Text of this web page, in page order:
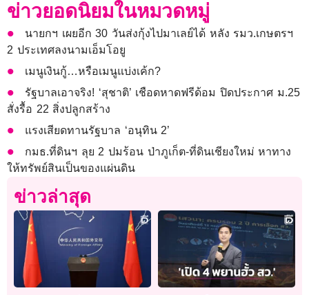
ข่าวยอดนิยมในหมวดหมู่
นายกฯ เผยอีก 30 วันส่งกุ้งไปมาเลย์ได้ หลัง รมว.เกษตรฯ
2 ประเทศลงนามเอ็มโอยู
เมนูเงินกู้…หรือเมนูแบ่งเค้ก?
รัฐบาลเอาจริง! ‘สุชาติ’ เชือดหาดฟรีด้อม ปิดประกาศ ม.25
สั่งรื้อ 22 สิ่งปลูกสร้าง
แรงเสียดทานรัฐบาล ‘อนุทิน 2’
กมธ.ที่ดินฯ ลุย 2 ปมร้อน ป่าภูเก็ต-ที่ดินเชียงใหม่ หาทาง
ให้ทรัพย์สินเป็นของแผ่นดิน
ข่าวล่าสุด